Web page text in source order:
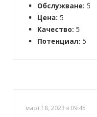
Обслужване:5
Цена:5
Качество:5
Потенциал:5
март 18, 2023 в 09:45